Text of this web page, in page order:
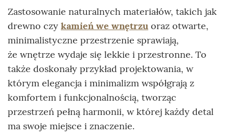
Zastosowanie naturalnych materiałów, takich jak
drewno czy kamień we wnętrzu oraz otwarte,
minimalistyczne przestrzenie sprawiają,
że wnętrze wydaje się lekkie i przestronne. To
także doskonały przykład projektowania, w
którym elegancja i minimalizm współgrają z
komfortem i funkcjonalnością, tworząc
przestrzeń pełną harmonii, w której każdy detal
ma swoje miejsce i znaczenie.